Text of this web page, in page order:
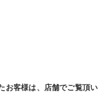
客様は、店舗でご覧頂い